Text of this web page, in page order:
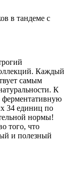
в тандеме с
Каждый
самым
К
ферментативную
34 единиц по
нормы!
того, что
и полезный